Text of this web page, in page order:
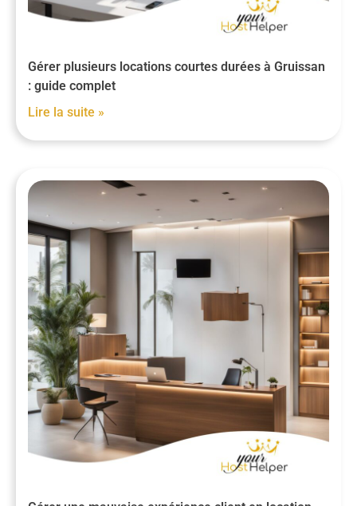
Gérer plusieurs locations courtes durées à Gruissan
: guide complet
Lire la suite »